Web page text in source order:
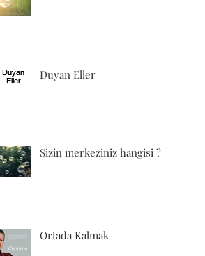
Duyan Eller
Sizin merkeziniz hangisi ?
Ortada Kalmak